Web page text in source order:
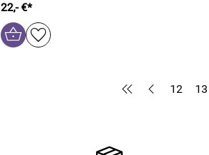
22,- €*
12 13